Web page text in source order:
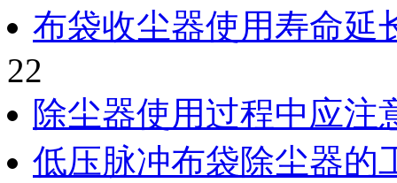
布袋收尘器使用寿命延
22
除尘器使用过程中应注
低压脉冲布袋除尘器的